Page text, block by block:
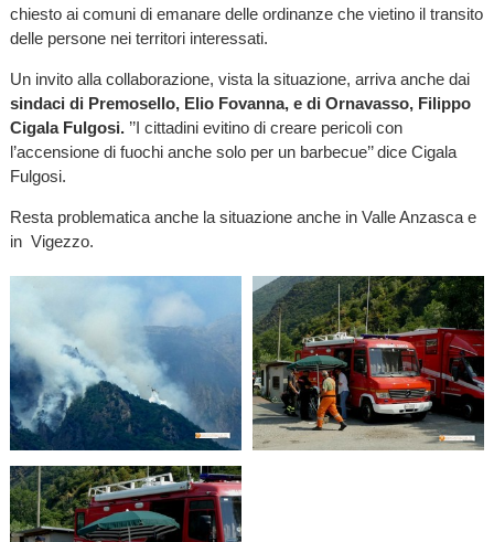
chiesto ai comuni di emanare delle ordinanze che vietino il transito
delle persone nei territori interessati.
Un invito alla collaborazione, vista la situazione, arriva anche dai
sindaci di Premosello, Elio Fovanna, e di Ornavasso, Filippo
Cigala Fulgosi.’’I cittadini evitino di creare pericoli con
l’accensione di fuochi anche solo per un barbecue’’ dice Cigala
Fulgosi.
Resta problematica anche la situazione anche in Valle Anzasca e
in Vigezzo.